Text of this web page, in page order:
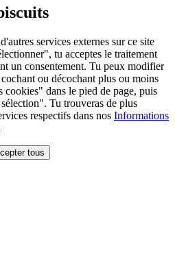
services externes sur ce site
tu acceptes le traitement
un consentement. Tu peux modifier
ou décochant plus ou moins
cookies" dans le pied de page, puis
Tu trouveras de plus
respectifs dans nos Informations
tous